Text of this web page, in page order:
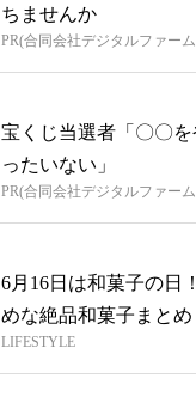
ちませんか
PR(合同会社デジタルファー
宝くじ当選者「〇〇
ったいない」
PR(合同会社デジタルファー
6月16日は和菓子の日
めな絶品和菓子まとめ
LIFESTYLE